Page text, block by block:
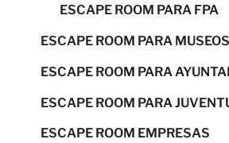
ESCAPE ROOM PARA FPA
ESCAPE ROOM PARA MUSEOS
ESCAPE ROOM PARA
ESCAPE ROOM PARA
ESCAPE ROOM EMPRESAS